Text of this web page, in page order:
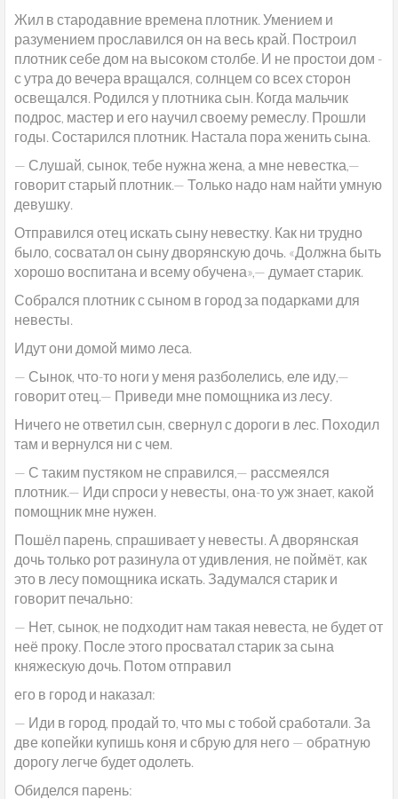
Жил в стародавние времена плотник. Умением и
разумением прославился он на весь край. Построил
плотник себе дом на высоком столбе. И не простои дом -
с утра до вечера вращался, солнцем со всех сторон
освещался. Родился у плотника сын. Когда мальчик
подрос, мастер и его научил своему ремеслу. Прошли
годы. Состарился плотник. Настала пора женить сына.
— Слушай, сынок, тебе нужна жена, а мне невестка,—
говорит старый плотник.— Только надо нам найти умную
девушку.
Отправился отец искать сыну невестку. Как ни трудно
было, сосватал он сыну дворянскую дочь. «Должна быть
хорошо воспитана и всему обучена»,— думает старик.
Собрался плотник с сыном в город за подарками для
невесты.
Идут они домой мимо леса.
— Сынок, что-то ноги у меня разболелись, еле иду,—
говорит отец.— Приведи мне помощника из лесу.
Ничего не ответил сын, свернул с дороги в лес. Походил
там и вернулся ни с чем.
— С таким пустяком не справился,— рассмеялся
плотник.— Иди спроси у невесты, она-то уж знает, какой
помощник мне нужен.
Пошёл парень, спрашивает у невесты. А дворянская
дочь только рот разинула от удивления, не поймёт, как
это в лесу помощника искать. Задумался старик и
говорит печально:
— Нет, сынок, не подходит нам такая невеста, не будет от
неё проку. После этого просватал старик за сына
княжескую дочь. Потом отправил
его в город и наказал:
— Иди в город, продай то, что мы с тобой сработали. За
две копейки купишь коня и сбрую для него — обратную
дорогу легче будет одолеть.
Обиделся парень: